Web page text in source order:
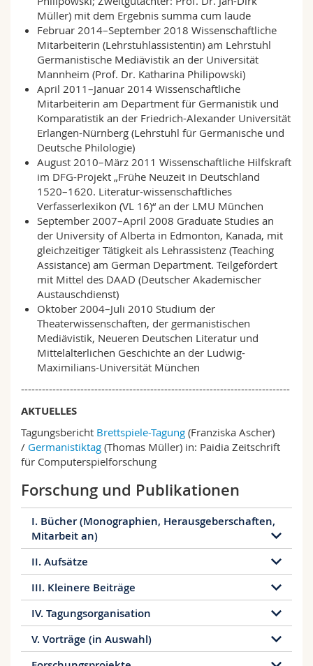
Müller) mit dem Ergebnis summa cum laude
Februar 2014–September 2018 Wissenschaftliche
Mitarbeiterin (Lehrstuhlassistentin) am Lehrstuhl
Germanistische Mediävistik an der Universität
Mannheim (Prof. Dr. Katharina Philipowski)
April 2011–Januar 2014 Wissenschaftliche
Mitarbeiterin am Department für Germanistik und
Komparatistik an der Friedrich-Alexander Universität
Erlangen-Nürnberg (Lehrstuhl für Germanische und
Deutsche Philologie)
August 2010–März 2011 Wissenschaftliche Hilfskraft
im DFG-Projekt „Frühe Neuzeit in Deutschland
1520–1620. Literatur-wissenschaftliches
Verfasserlexikon (VL 16)“ an der LMU München
September 2007–April 2008 Graduate Studies an
der University of Alberta in Edmonton, Kanada, mit
gleichzeitiger Tätigkeit als Lehrassistenz (Teaching
Assistance) am German Department. Teilgefördert
mit Mittel des DAAD (Deutscher Akademischer
Austauschdienst)
Oktober 2004–Juli 2010 Studium der
Theaterwissenschaften, der germanistischen
Mediävistik, Neueren Deutschen Literatur und
Mittelalterlichen Geschichte an der Ludwig-
Maximilians-Universität München
-----------------------------------------------------------------------------
AKTUELLES
Tagungsbericht Brettspiele-Tagung (Franziska Ascher)
/ Germanistiktag (Thomas Müller) in: Paidia Zeitschrift
für Computerspielforschung
Forschung und Publikationen
I. Bücher (Monographien, Herausgeberschaften,
Mitarbeit an)
4 Publikationen
Mitarbeit an: Cornelia Herberichs / Robert
Schöller (Hrsg.): Fragmente und
Fragmentierungen. Neue Zugänge zur
mittelalterlichen deutschsprachigen
Überlieferung. Freiburger Kolloquium 2023.
II. Aufsätze
10 Publikationen
Streit hören und Gerücht ansehen.
Streitgespräch und Allegorie als
Darstellungsformen von Vertrauen und
III. Kleinere Beiträge
7 Publikationen
Brettspiele im Mittelalter und heute –
IV. Tagungsorganisation
4 Publikationen
V. Vorträge (in Auswahl)